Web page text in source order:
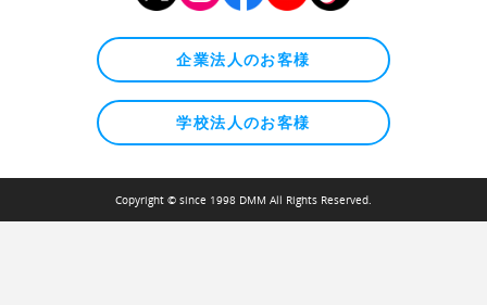
企業法人のお客様
学校法人のお客様
Copyright © since 1998 DMM All Rights Reserved.